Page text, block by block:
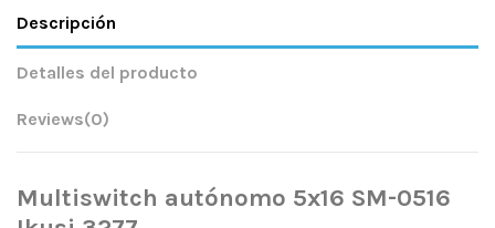
Descripción
Detalles del producto
Reviews(0)
Multiswitch autónomo 5x16 SM-0516